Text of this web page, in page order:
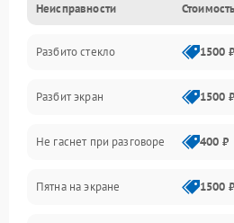
Проблемы связи
Камеры
Проблемы с дисплеем и сенсором
Зарядка
Проблемы с питанием, зарядкой
Неисправности Стоимость
Разбито стекло 1500 ₽
Разбит экран 1500 ₽
Не гаснет при разговоре 400 ₽
Пятна на экране 1500 ₽